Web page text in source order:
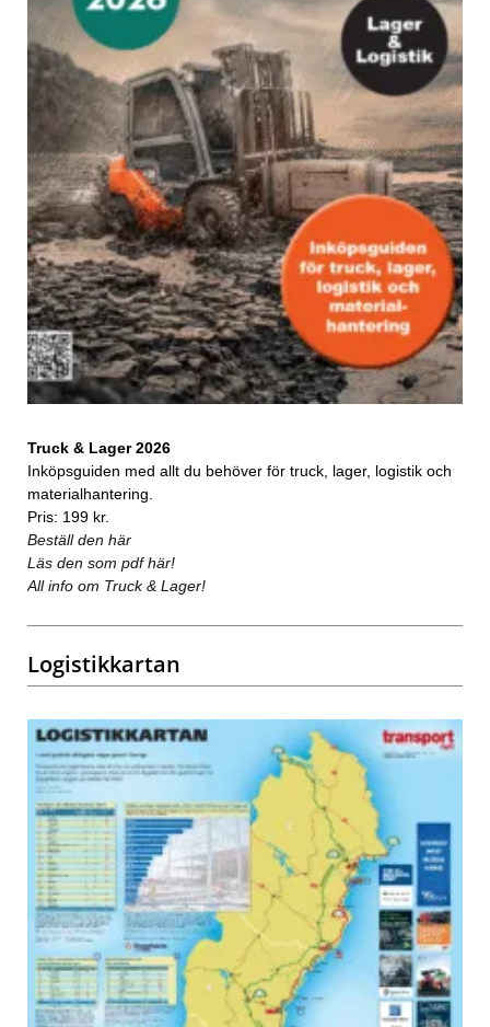
Truck & Lager 2026
Inköpsguiden med allt du behöver för truck, lager, logistik och
materialhantering.
Pris: 199 kr.
Beställ den här
Läs den som pdf här!
All info om Truck & Lager!
Logistikkartan